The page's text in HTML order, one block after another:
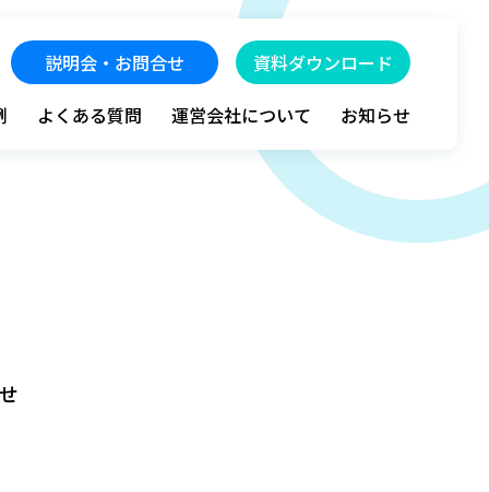
よくある質問 運営会社について お知らせ
説明会・お問合せ 資料ダウンロード